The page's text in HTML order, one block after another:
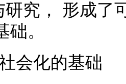
研究， 形成了
。
会化的基础